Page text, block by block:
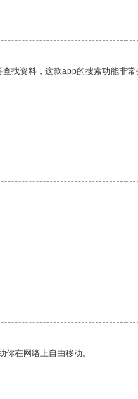
找资料，这款app的搜索功能非常
在网络上自由移动。